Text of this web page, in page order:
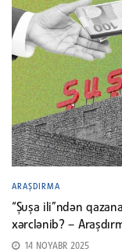
ARAŞDIRMA
“Şuşa ili”ndən
xərclənib? –
14 NOYABR 2025